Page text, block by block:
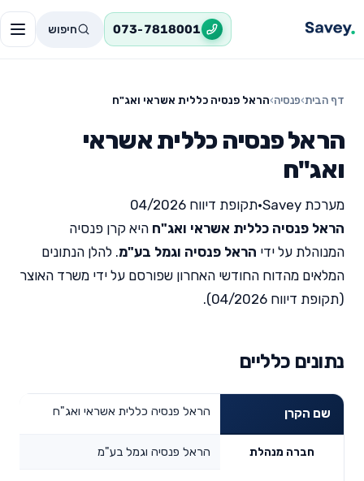
073-7818001 חיפוש
דף הבית›פנסיה›הראל פנסיה כללית אשראי ואג"ח
הראל פנסיה כללית אשראי
ואג"ח
מערכת Savey •תקופת דיווח 04/2026
הראל פנסיה כללית אשראי ואג"ח היא קרן פנסיה
המנוהלת על ידי הראל פנסיה וגמל בע"מ. להלן הנתונים
המלאים מהדוח החודשי האחרון שפורסם על ידי משרד האוצר
(תקופת דיווח 04/2026).
נתונים כלליים
שם הקרן הראל פנסיה כללית אשראי ואג"ח
חברה מנהלת הראל פנסיה וגמל בע"מ